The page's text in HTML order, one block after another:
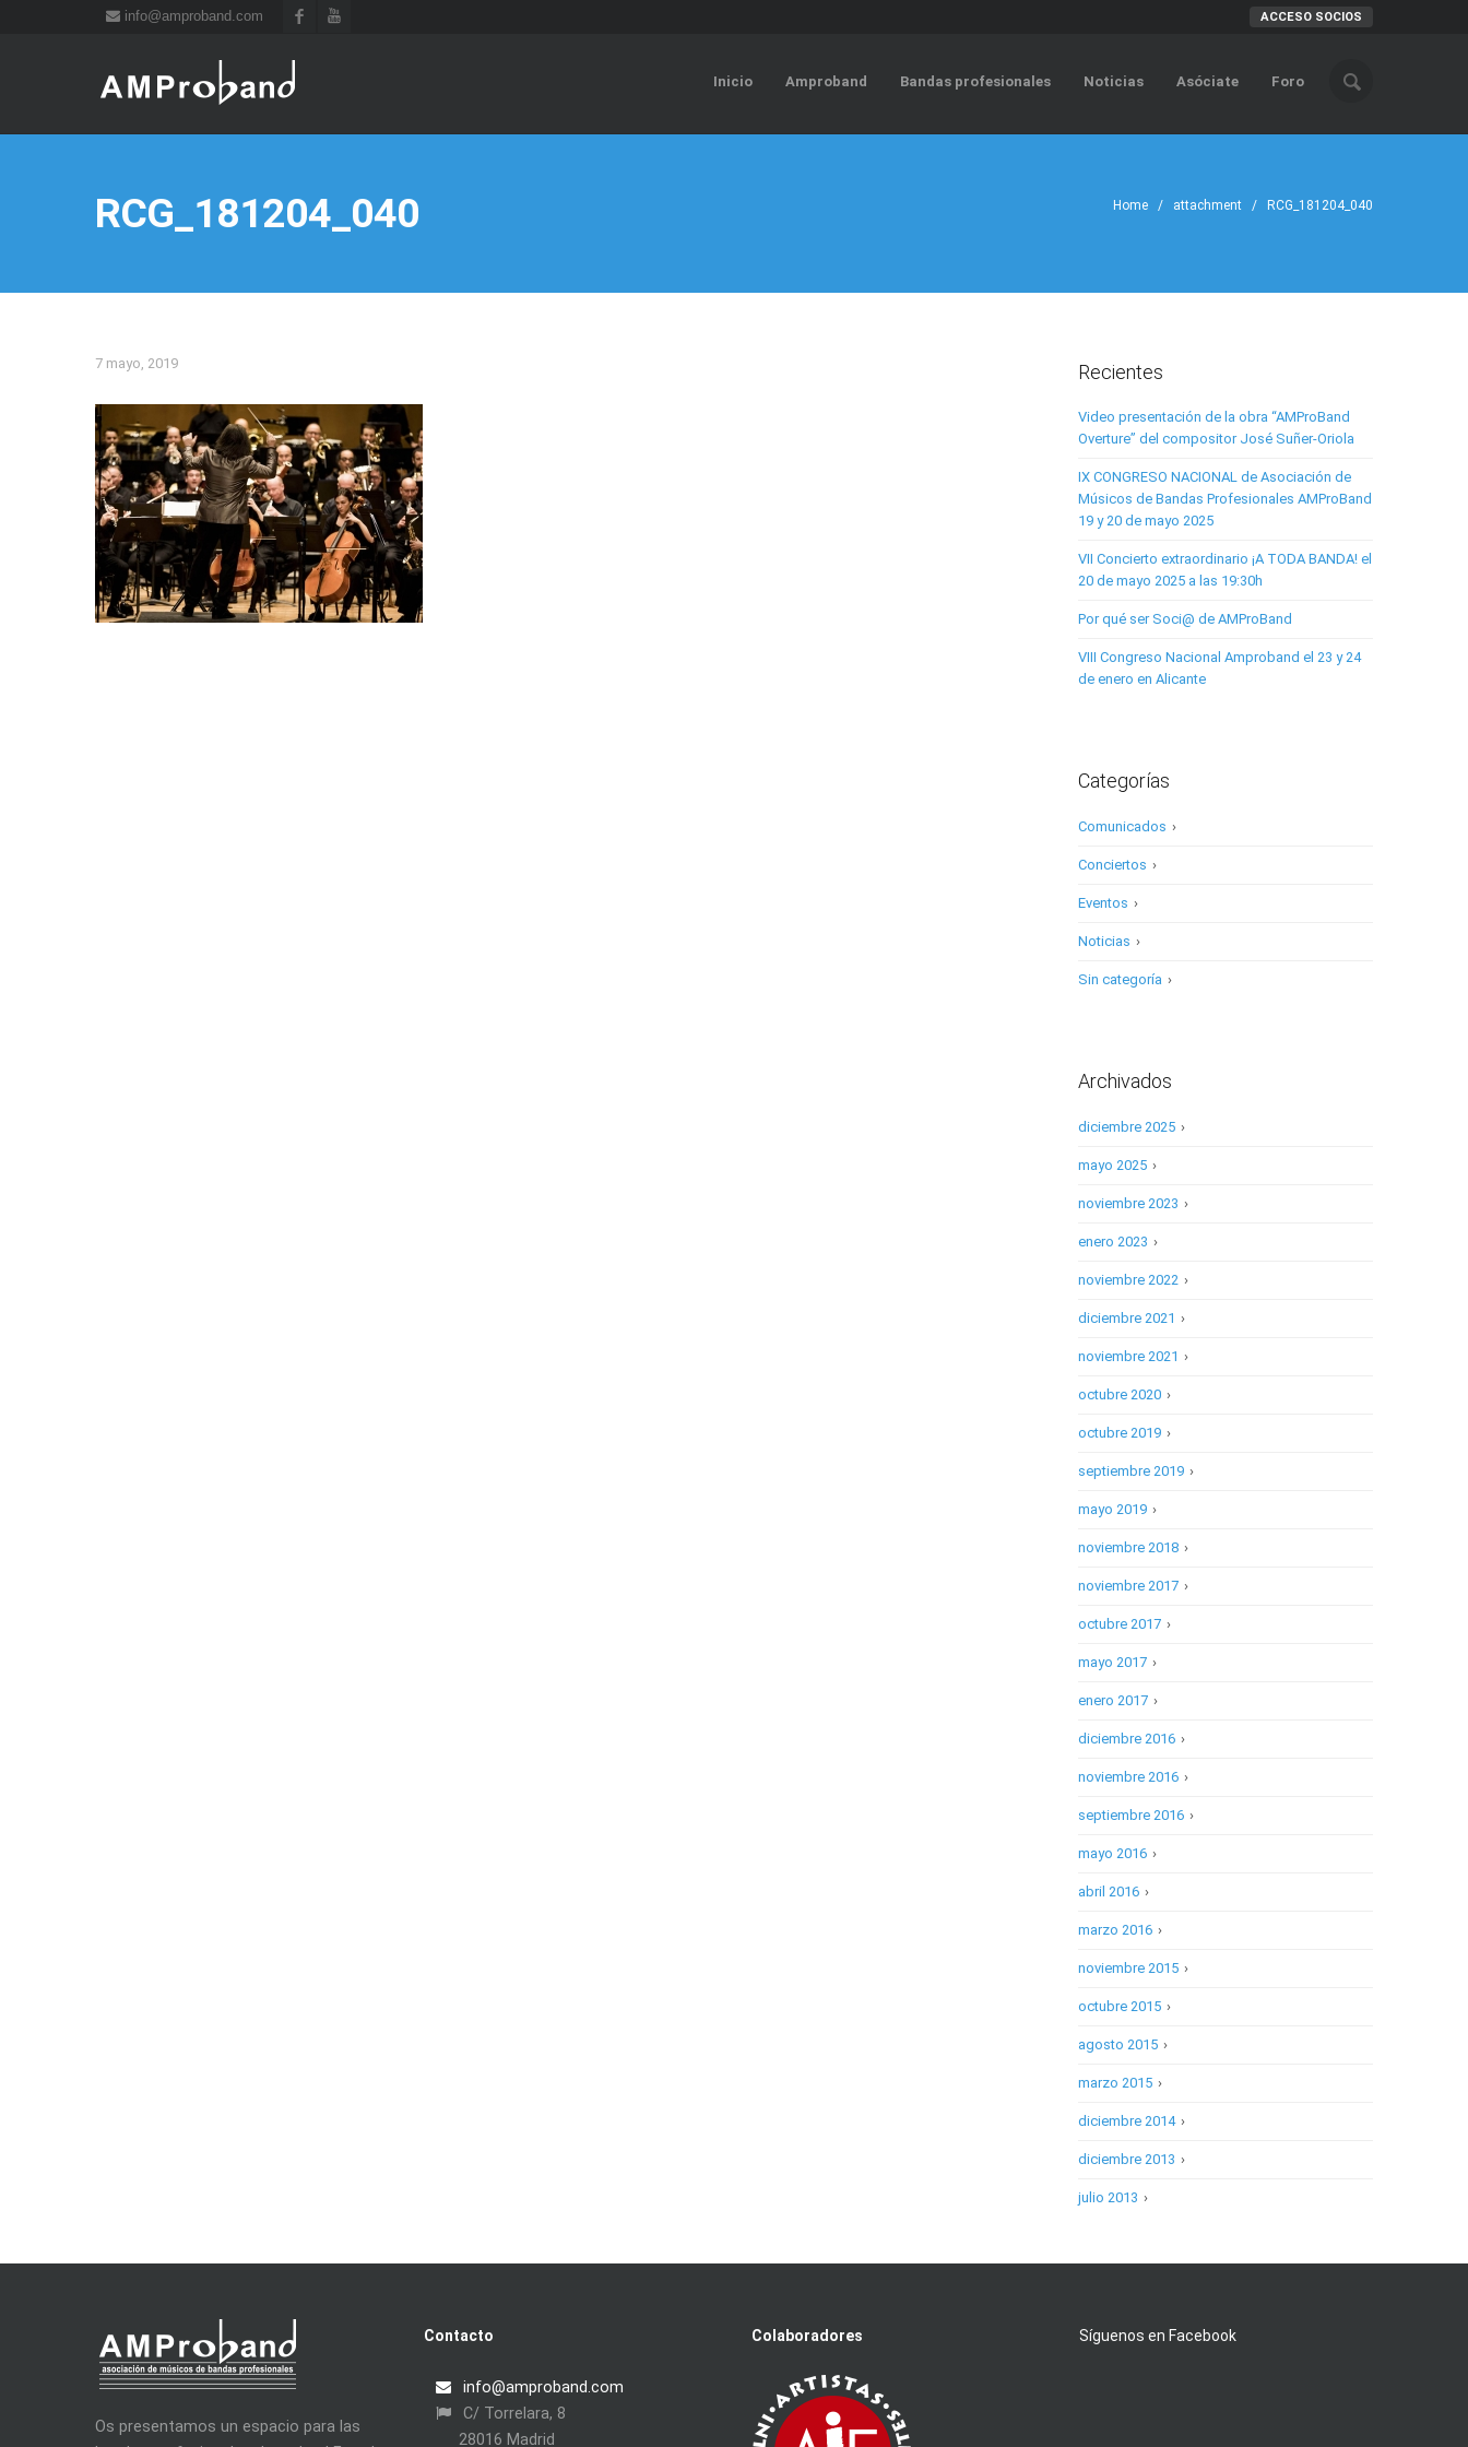
info@amproband.com ACCESO SOCIOS
Inicio Amproband Bandas profesionales Noticias Asóciate Foro
RCG_181204_040 Home / attachment / RCG_181204_040
7 mayo, 2019 Recientes
Video presentación de la obra “AMProBand
Overture” del compositor José Suñer-Oriola
IX CONGRESO NACIONAL de Asociación de
Músicos de Bandas Profesionales AMProBand
19 y 20 de mayo 2025
VII Concierto extraordinario ¡A TODA BANDA! el
20 de mayo 2025 a las 19:30h
Por qué ser Soci@ de AMProBand
VIII Congreso Nacional Amproband el 23 y 24
de enero en Alicante
Categorías
›
Comunicados
›
Conciertos
›
Eventos
›
Noticias
›
Sin categoría
Archivados
›
diciembre 2025
›
mayo 2025
›
noviembre 2023
›
enero 2023
›
noviembre 2022
›
diciembre 2021
›
noviembre 2021
›
octubre 2020
›
octubre 2019
›
septiembre 2019
›
mayo 2019
›
noviembre 2018
›
noviembre 2017
›
octubre 2017
›
mayo 2017
›
enero 2017
›
diciembre 2016
›
noviembre 2016
›
septiembre 2016
›
mayo 2016
›
abril 2016
›
marzo 2016
›
noviembre 2015
›
octubre 2015
›
agosto 2015
›
marzo 2015
›
diciembre 2014
›
diciembre 2013
›
julio 2013
Os presentamos un espacio para las
Contacto
info@amproband.com
C/ Torrelara, 8
28016 Madrid
Colaboradores Síguenos en Facebook